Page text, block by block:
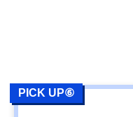
PICK UP⑥